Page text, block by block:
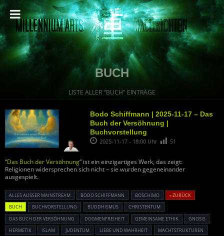
BUCH
LISTE ALLER "BUCH" EINTRÄGE
Bodo Schiffmann | 2025-11-17 – Das
Buch der Versöhnung |
Buchvorstellung
2025-11-17 - 18:00 Uhr 51
“Das Buch der Versöhnung“ ist ein einzigartiges Werk, das zeigt:
Religionen widersprechen sich nicht – sie wurden gegeneinander
ausgespielt.
ALLES AUSSER MAINSTREAM BODO SCHIFFMANN BOSCHIMO
« ZURÜCK
BUCH
BUCHVORSTELLUNG BUDDHISMUS
CHRISTENTUM
DAS BUCH DER VERSÖHNUNG
DOGMENFREIHEIT GEMEINSAME ETHIK
GNOSIS
HERMETIK
ISLAM JUDENTUM LIEBE UND WAHRHEIT
MACHTSTRUKTUREN